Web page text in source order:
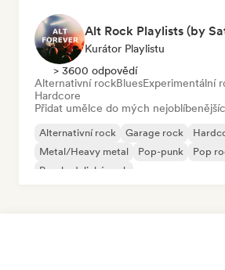
Alt Rock Playlists (by
Kurátor Playlistu
> 3600 odpovědí
Alternativní rockBluesExperimentální
Hardcore
Přidat umělce do mých
Alternativní rock Garage rock
Metal/Heavy metal
Pop-punk Pop
Psychedelický rock